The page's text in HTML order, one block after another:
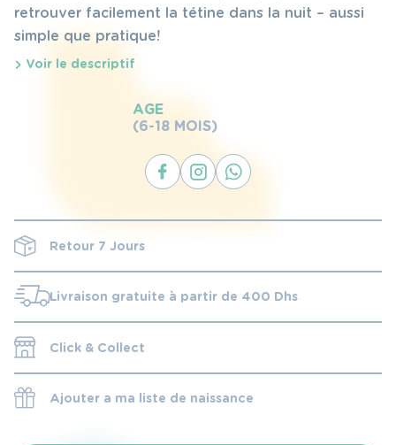
retrouver facilement la tétine dans la nuit – aussi
simple que pratique!
Voir le descriptif
AGE
(6-18 MOIS)
Retour 7 Jours
Livraison gratuite à partir de 400 Dhs
Click & Collect
Ajouter a ma liste de naissance